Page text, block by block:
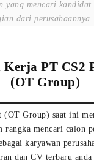
yang mencari
dari perusahaannya.
PT CS2
(OT Group)
(OT Group) saat ini
rangka mencari calon
karyawan
dan CV terbaru